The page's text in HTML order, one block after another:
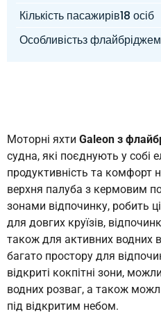
Кількість пасажирів18 осіб
Особливістьз флайбріджем
Моторні яхти Galeon з
судна, які поєднують у собі
продуктивність та комфорт
верхня палуба з кермовим
зонами відпочинку, робить
для довгих круїзів,
також для активних водних
багато простору для
відкриті кокпітні зони,
водних розваг, а також
під відкритим небом.